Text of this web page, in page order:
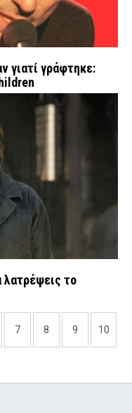
γιατί γράφτηκε:
λατρέψεις το
7 8 9 10